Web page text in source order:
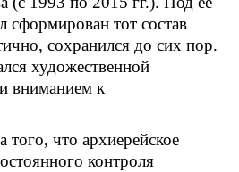
сформирован тот состав
сохранился до сих пор.
художественной
вниманием к
того, что архиерейское
контроля